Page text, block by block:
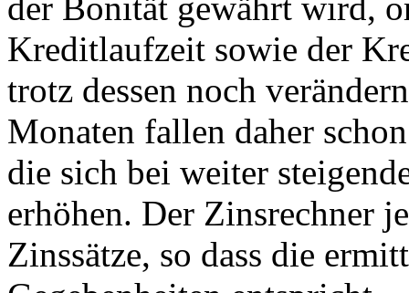
der Bonität gewährt wird,
Kreditlaufzeit sowie der
trotz dessen noch
Monaten fallen daher
die sich bei weiter
erhöhen. Der Zinsrechner
Zinssätze, so dass die